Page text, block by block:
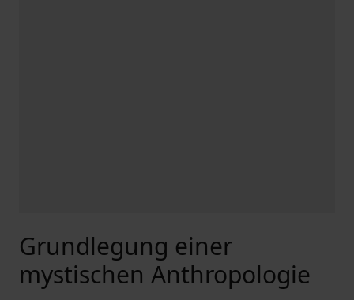
Grundlegung einer
mystischen Anthropologie